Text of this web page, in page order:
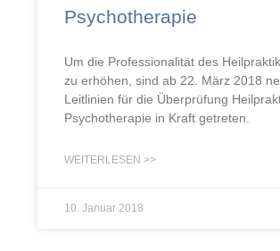
Psychotherapie
Um die Professionalität des
zu erhöhen, sind ab 22. März 2018
Leitlinien für die Überprüfung
Psychotherapie in Kraft getreten.
WEITERLESEN >>
10. Januar 2018